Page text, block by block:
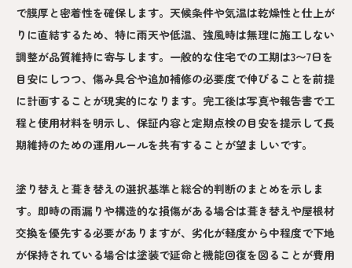
で膜厚と密着性を確保します。天候条件や気温は乾燥性と仕上が
りに直結するため、特に雨天や低温、強風時は無理に施工しない
調整が品質維持に寄与します。一般的な住宅での工期は3〜7日を
目安にしつつ、傷み具合や追加補修の必要度で伸びることを前提
に計画することが現実的になります。完工後は写真や報告書で工
程と使用材料を明示し、保証内容と定期点検の目安を提示して長
期維持のための運用ルールを共有することが望ましいです。
塗り替えと葺き替えの選択基準と総合的判断のまとめを示しま
す。即時の雨漏りや構造的な損傷がある場合は葺き替えや屋根材
交換を優先する必要がありますが、劣化が軽度から中程度で下地
が保持されている場合は塗装で延命と機能回復を図ることが費用